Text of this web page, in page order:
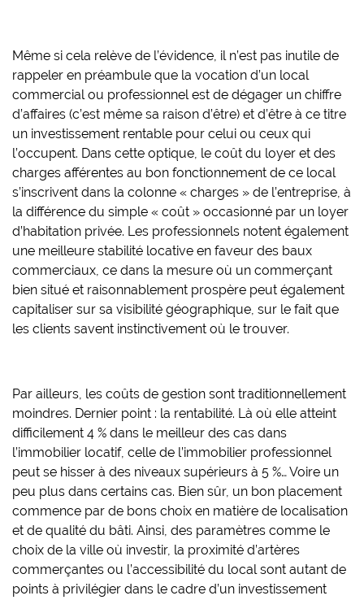
Même si cela relève de l’évidence, il n’est pas inutile de
rappeler en préambule que la vocation d’un local
commercial ou professionnel est de dégager un chiffre
d’affaires (c’est même sa raison d’être) et d’être à ce titre
un investissement rentable pour celui ou ceux qui
l’occupent. Dans cette optique, le coût du loyer et des
charges afférentes au bon fonctionnement de ce local
s’inscrivent dans la colonne « charges » de l’entreprise, à
la différence du simple « coût » occasionné par un loyer
d’habitation privée. Les professionnels notent également
une meilleure stabilité locative en faveur des baux
commerciaux, ce dans la mesure où un commerçant
bien situé et raisonnablement prospère peut également
capitaliser sur sa visibilité géographique, sur le fait que
les clients savent instinctivement où le trouver.
Par ailleurs, les coûts de gestion sont traditionnellement
moindres. Dernier point : la rentabilité. Là où elle atteint
difficilement 4 % dans le meilleur des cas dans
l’immobilier locatif, celle de l’immobilier professionnel
peut se hisser à des niveaux supérieurs à 5 %… Voire un
peu plus dans certains cas. Bien sûr, un bon placement
commence par de bons choix en matière de localisation
et de qualité du bâti. Ainsi, des paramètres comme le
choix de la ville où investir, la proximité d’artères
commerçantes ou l’accessibilité du local sont autant de
points à privilégier dans le cadre d’un investissement